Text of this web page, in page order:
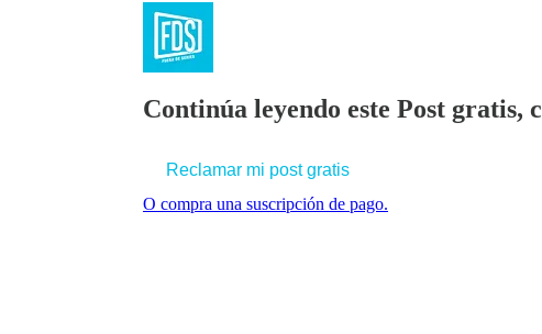
Continúa leyendo este Post gratis,
Reclamar mi post gratis
O compra una suscripción de pago.